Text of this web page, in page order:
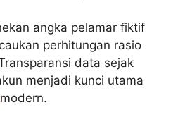
angka pelamar fiktif
perhitungan rasio
data sejak
menjadi kunci utama
modern.